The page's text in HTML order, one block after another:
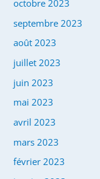
octobre 2023
septembre 2023
août 2023
juillet 2023
juin 2023
mai 2023
avril 2023
mars 2023
février 2023